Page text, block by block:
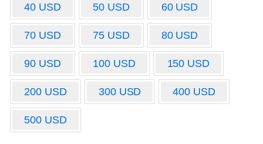
40 USD 50 USD 60 USD
70 USD 75 USD 80 USD
90 USD 100 USD 150 USD
200 USD 300 USD 400 USD
500 USD